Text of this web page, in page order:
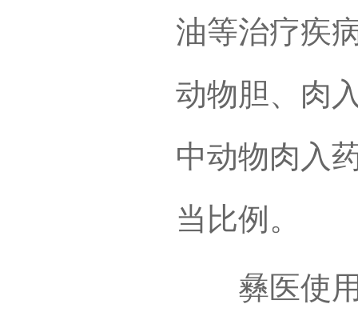
油等治疗疾
动物胆、肉
中动物肉入
当比例。
彝医使用